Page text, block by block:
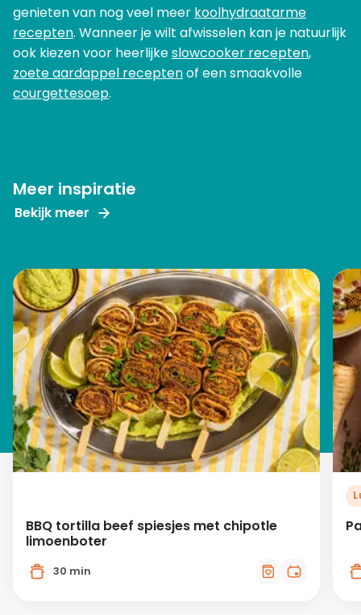
genieten van nog veel meer koolhydraatarme
recepten. Wanneer je wilt afwisselen kan je natuurlijk
ook kiezen voor heerlijkeslowcooker recepten,
zoete aardappel receptenof een smaakvolle
courgettesoep.
Meer inspiratie
Bekijk meer
BBQ tortilla beef spiesjes met chipotle
limoenboter
30 min